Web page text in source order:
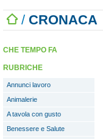
/ CRONACA
CHE TEMPO FA
RUBRICHE
Annunci lavoro
Animalerie
A tavola con gusto
Benessere e Salute